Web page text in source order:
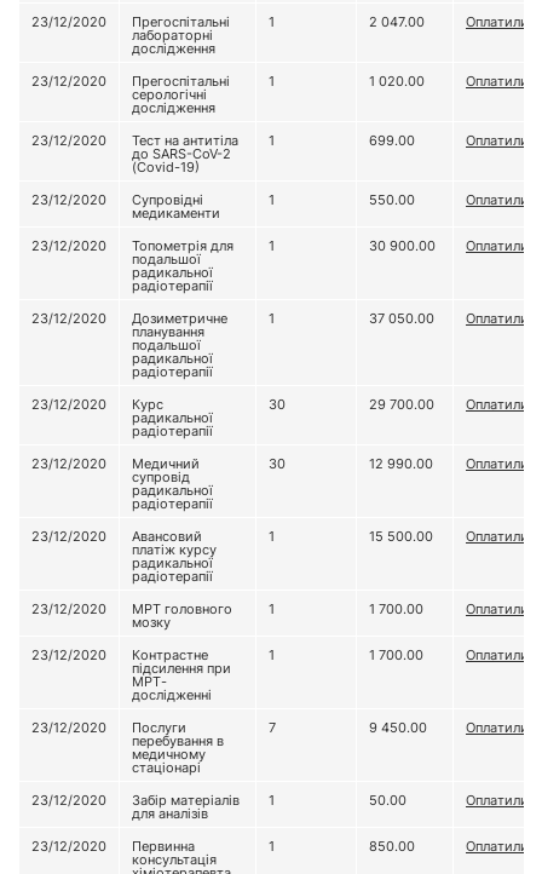
23/12/2020 Прегоспітальні
лабораторні
дослідження
1 2 047.00 Оплатили
23/12/2020 Прегоспітальні
серологічні
дослідження
1 1 020.00 Оплатили
23/12/2020 Тест на антитіла
до SARS-CoV-2
(Covid-19)
1 699.00 Оплатили
23/12/2020 Супровідні
медикаменти
1 550.00 Оплатили
23/12/2020 Топометрія для
подальшої
радикальної
радіотерапії
1 30 900.00 Оплатили
23/12/2020 Дозиметричне
планування
подальшої
радикальної
радіотерапії
1 37 050.00 Оплатили
23/12/2020 Курс
радикальної
радіотерапії
30 29 700.00 Оплатили
23/12/2020 Медичний
супровід
радикальної
радіотерапії
30 12 990.00 Оплатили
23/12/2020 Авансовий
платіж курсу
радикальної
радіотерапії
1 15 500.00 Оплатили
23/12/2020 МРТ головного
мозку
1 1 700.00 Оплатили
23/12/2020 Контрастне
підсилення при
МРТ-
дослідженні
1 1 700.00 Оплатили
23/12/2020 Послуги
перебування в
медичному
стаціонарі
7 9 450.00 Оплатили
23/12/2020 Забір матеріалів
для аналізів
1 50.00 Оплатили
23/12/2020 Первинна
консультація
1 850.00 Оплатили